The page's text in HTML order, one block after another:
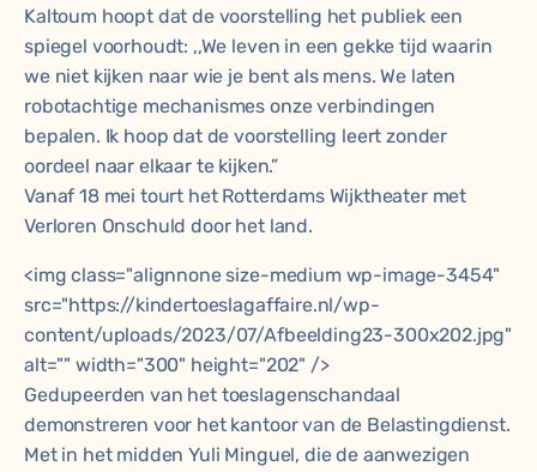
Kaltoum hoopt dat de voorstelling het publiek een
spiegel voorhoudt: ,,We leven in een gekke tijd waarin
we niet kijken naar wie je bent als mens. We laten
robotachtige mechanismes onze verbindingen
bepalen. Ik hoop dat de voorstelling leert zonder
oordeel naar elkaar te kijken.”
Vanaf 18 mei tourt het Rotterdams Wijktheater met
Verloren Onschuld door het land.
<img class="alignnone size-medium wp-image-3454"
src="https://kindertoeslagaffaire.nl/wp-
content/uploads/2023/07/Afbeelding23-300x202.jpg"
alt="" width="300" height="202" />
Gedupeerden van het toeslagenschandaal
demonstreren voor het kantoor van de Belastingdienst.
Met in het midden Yuli Minguel, die de aanwezigen